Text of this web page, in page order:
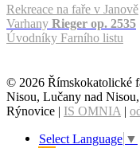
Rekreace na faře v Janově
Varhany Rieger op. 2535
Úvodníky Farního listu
© 2026 Římskokatolické
Nisou, Lučany nad
Rýnovice | IS OMNIA |
Select Language ▼